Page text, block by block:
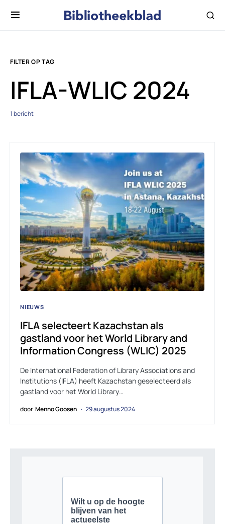
FILTER OP TAG
IFLA-WLIC 2024
1 bericht
NIEUWS
IFLA selecteert Kazachstan als
gastland voor het World Library and
Information Congress (WLIC) 2025
De International Federation of Library Associations and
Institutions (IFLA) heeft Kazachstan geselecteerd als
gastland voor het World Library…
door Menno Goosen 29 augustus 2024